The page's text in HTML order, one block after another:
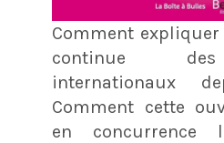
Comment
continue
internationaux
Comment cette
en concurrence